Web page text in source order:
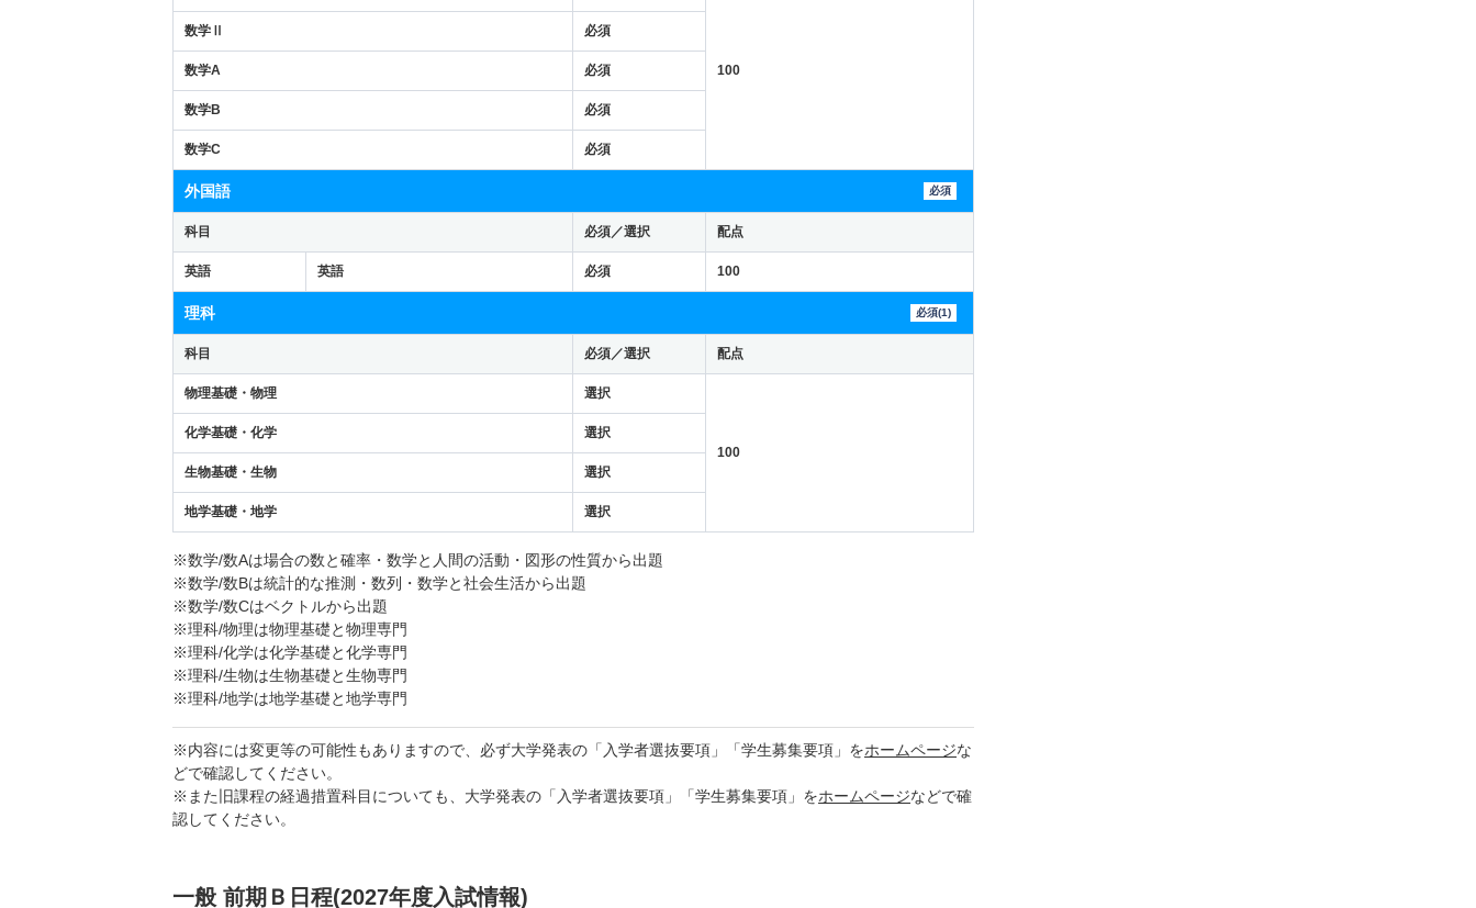
100
数学Ⅱ 必須
数学A 必須
数学B 必須
数学C 必須
外国語 必須
科目 必須／選択 配点
英語 英語 必須 100
理科 必須(1)
科目 必須／選択 配点
物理基礎・物理 選択
100
化学基礎・化学 選択
生物基礎・生物 選択
地学基礎・地学 選択
※数学/数Aは場合の数と確率・数学と人間の活動・図形の性質から出題
※数学/数Bは統計的な推測・数列・数学と社会生活から出題
※数学/数Cはベクトルから出題
※理科/物理は物理基礎と物理専門
※理科/化学は化学基礎と化学専門
※理科/生物は生物基礎と生物専門
※理科/地学は地学基礎と地学専門
※内容には変更等の可能性もありますので、必ず大学発表の「入学者選抜要項」「学生募集要項」をホームページな
どで確認してください。
※また旧課程の経過措置科目についても、大学発表の「入学者選抜要項」「学生募集要項」をホームページなどで確
認してください。
一般 前期Ｂ日程(2027年度入試情報)